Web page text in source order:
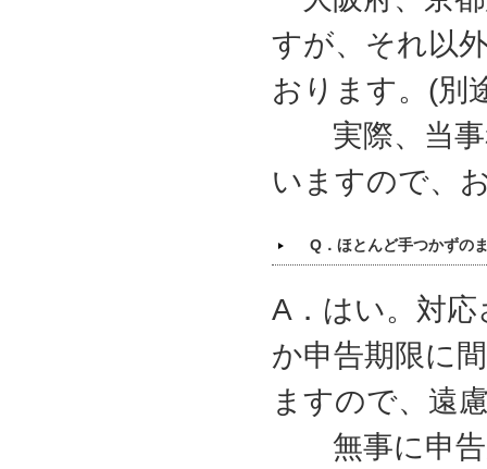
すが、それ以
おります。(別
実際、当事
いますので、
Q．ほとんど手つかずの
A．はい。対
か申告期限に
ますので、遠
無事に申告